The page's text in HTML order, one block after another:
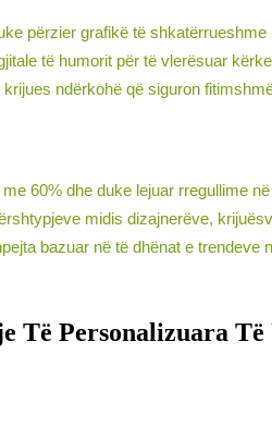
përzier grafikë të
të humorit për të vlerësuar
ndërkohë që siguron
60% dhe duke lejuar rregullime
midis dizajnerëve,
bazuar në të dhënat e trendeve
Personalizuara Të